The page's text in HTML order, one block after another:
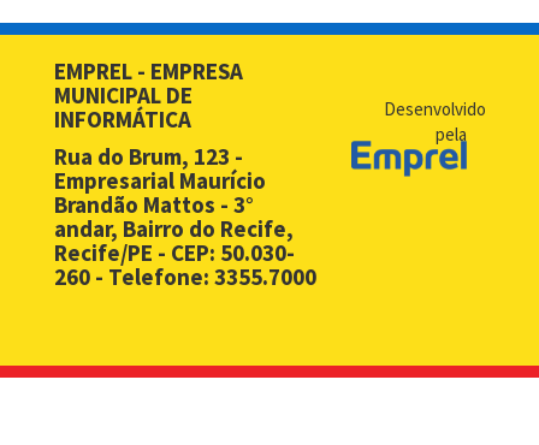
BPM - Cadastro Simplificado para Contribuintes de Outros
BPM - Desbloqueio de Senha Web - PF
BPM - Desbloqueio de Senha Web - PJ
BPM - Licença Premio
BPM - Monitoramento Áreas de Risco
EMPREL - EMPRESA
MUNICIPAL DE
INFORMÁTICA
Rua do Brum, 123 -
Empresarial Maurício
Brandão Mattos - 3°
andar, Bairro do Recife,
Recife/PE - CEP: 50.030-
260 - Telefone: 3355.7000
Desenvolvido
pela